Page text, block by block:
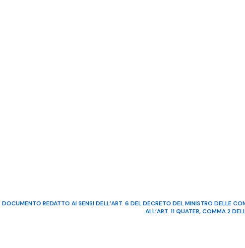
DOCUMENTO REDATTO AI SENSI DELL’ART. 6 DEL DECRETO DEL MINISTRO DELLE
ALL’ART. 11 QUATER, COMMA 2